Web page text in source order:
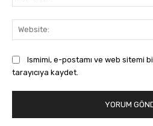
Ismimi, e-postamı ve web sitemi
tarayıcıya kaydet.